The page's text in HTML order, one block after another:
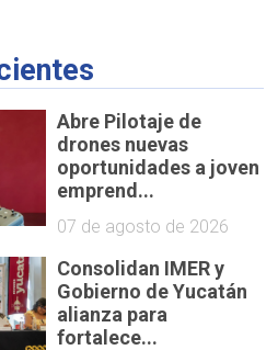
Abre Pilotaje de
drones nuevas
oportunidades a joven
emprend...
07 de agosto de 2026
Consolidan IMER y
Gobierno de Yucatán
alianza para
fortalece...